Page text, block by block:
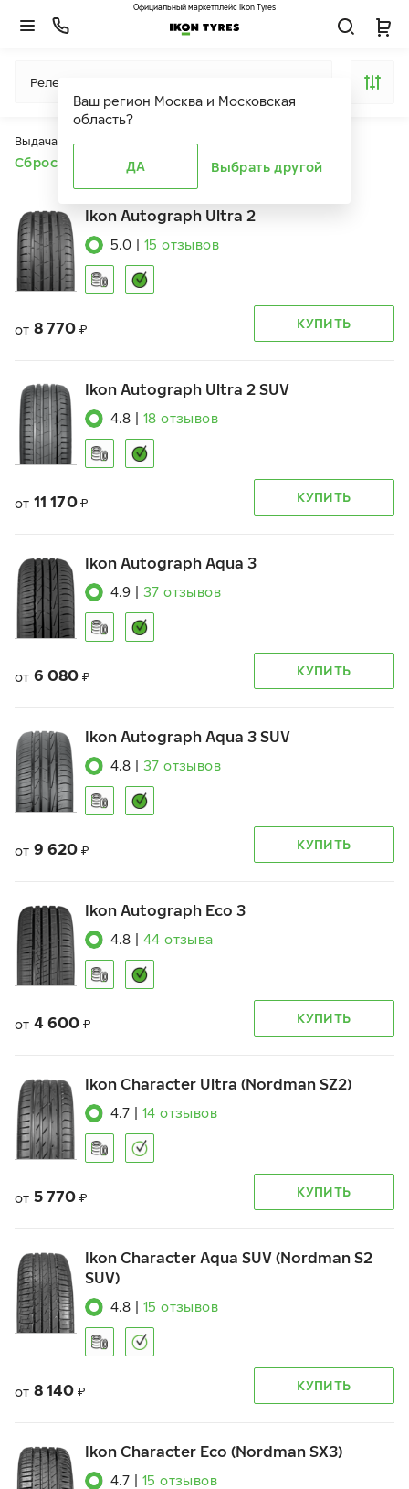
Ваш регион Москва и Московская
область?
ДА Выбрать другой
Официальный маркетплейс Ikon Tyres
Релевантность
Выдача продуктов ограничена действием фильтров
Сбросить все фильтры
Ikon Autograph Ultra 2
5.0 15 отзывов
от 8 770 ₽ КУПИТЬ
Ikon Autograph Ultra 2 SUV
4.8 18 отзывов
от 11 170 ₽ КУПИТЬ
Ikon Autograph Aqua 3
4.9 37 отзывов
от 6 080 ₽ КУПИТЬ
Ikon Autograph Aqua 3 SUV
4.8 37 отзывов
от 9 620 ₽ КУПИТЬ
Ikon Autograph Eco 3
4.8 44 отзыва
от 4 600 ₽ КУПИТЬ
Ikon Character Ultra (Nordman SZ2)
4.7 14 отзывов
от 5 770 ₽ КУПИТЬ
Ikon Character Aqua SUV (Nordman S2
SUV)
4.8 15 отзывов
от 8 140 ₽ КУПИТЬ
Ikon Character Eco (Nordman SX3)
4.7 15 отзывов